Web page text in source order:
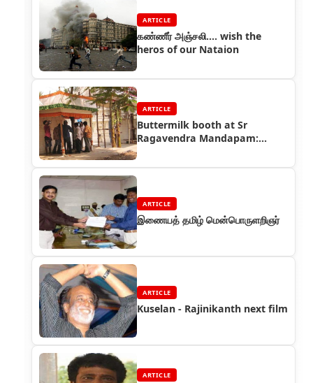
ARTICLE
கண்ணீர் அஞ்சலி.... wish the
heros of our Nataion
ARTICLE
Buttermilk booth at Sr
Ragavendra Mandapam:
ARTICLE
இணையத் தமிழ் மென்பொருளறிஞர்
ARTICLE
Kuselan - Rajinikanth next film
ARTICLE